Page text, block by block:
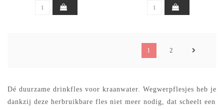
1 2
Dé duurzame drinkfles voor kraanwater. Wegwerpflesjes heb je
dankzij deze herbruikbare fles niet meer nodig, dat scheelt een